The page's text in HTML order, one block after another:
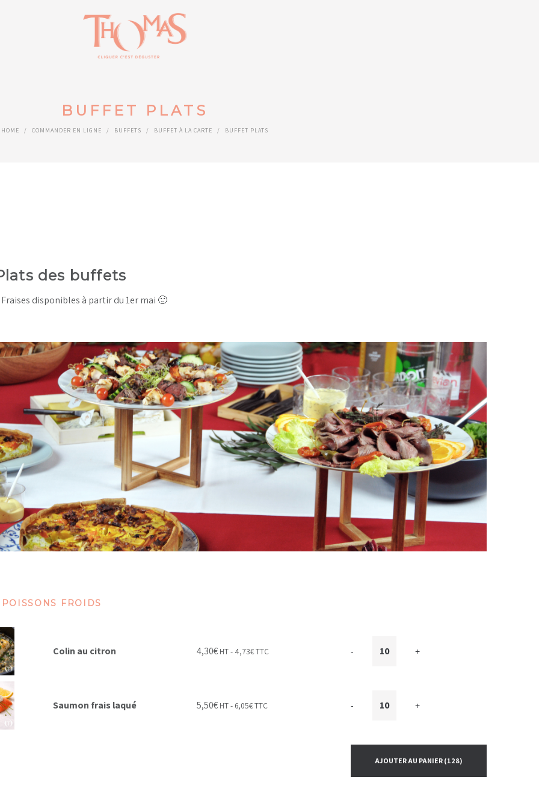
BUFFET PLATS
HOME / COMMANDER EN LIGNE / BUFFETS / BUFFET À LA CARTE / BUFFET PLATS
des buffets
disponibles à partir du 1er mai 🙂
FROIDS
Colin au citron 4,30€ HT - 4,73€TTC - +
Saumon frais laqué 5,50€ HT - 6,05€TTC - +
AJOUTER AU PANIER (128)